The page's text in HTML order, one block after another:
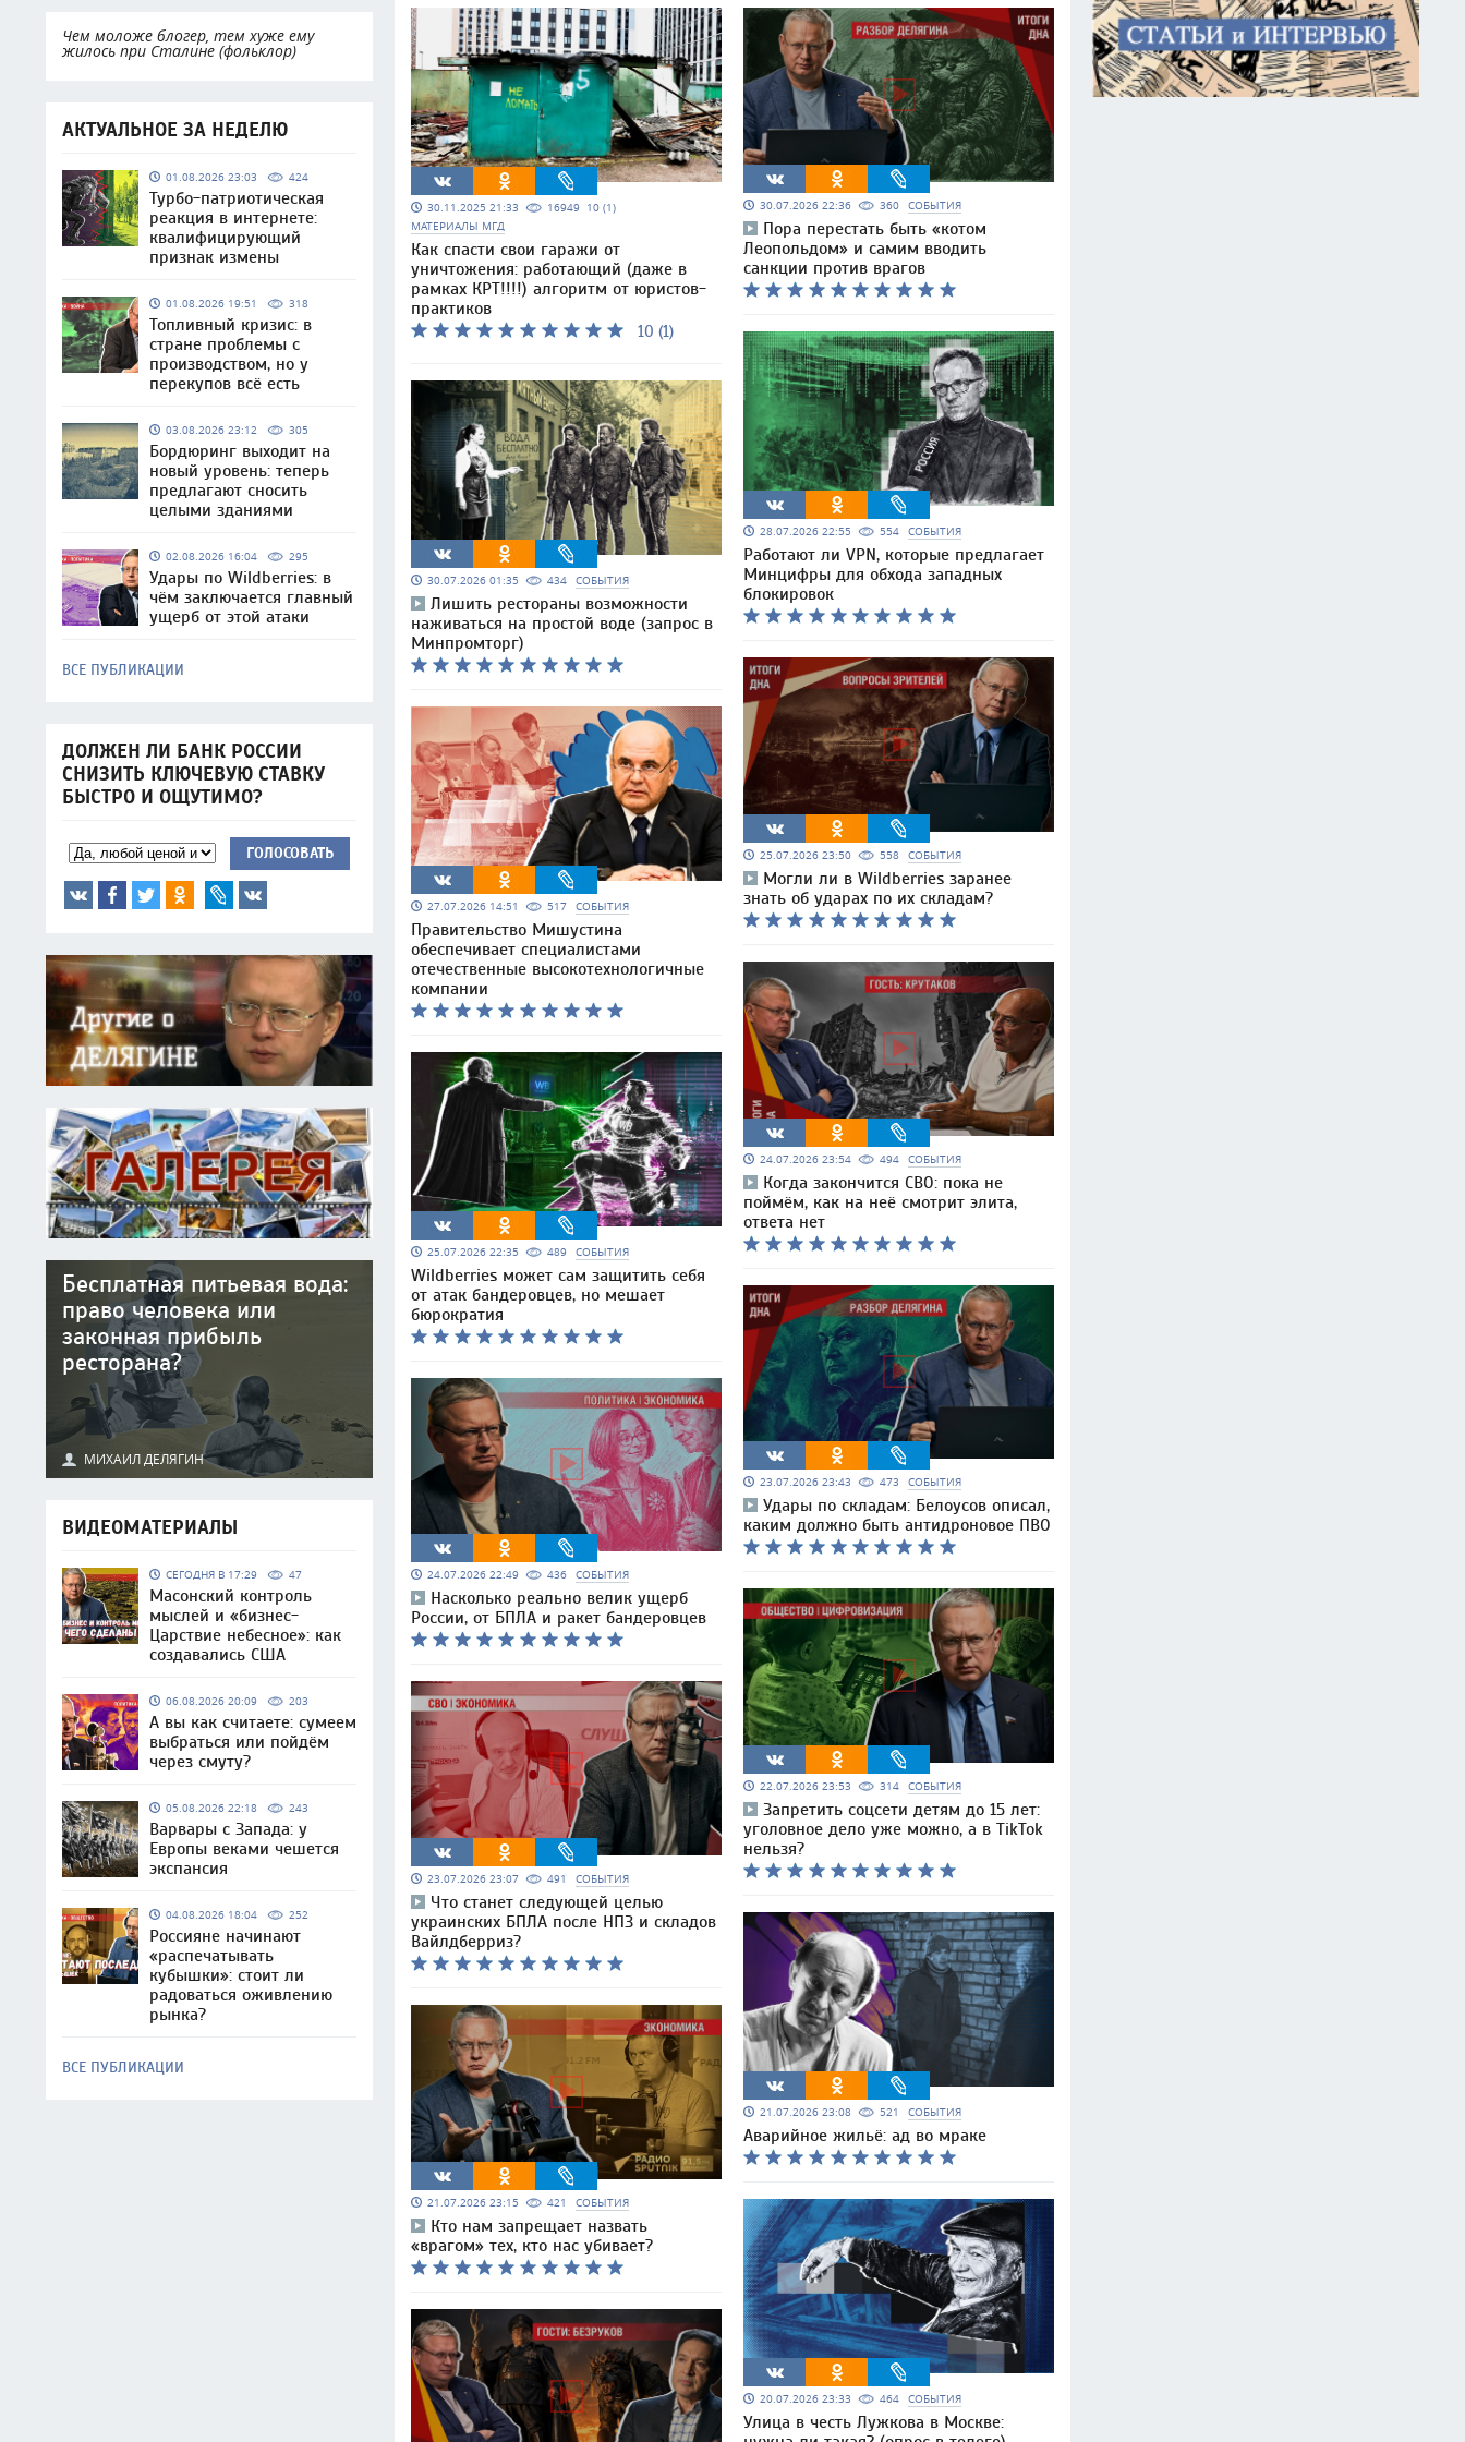
Чем моложе блогер, тем хуже ему
жилось при Сталине (фольклор)
АКТУАЛЬНОЕ ЗА НЕДЕЛЮ
01.08.2026 23:03 424
Турбо-патриотическая
реакция в интернете:
квалифицирующий
признак измены
01.08.2026 19:51 318
Топливный кризис: в
стране проблемы с
производством, но у
перекупов всё есть
03.08.2026 23:12 305
Бордюринг выходит на
новый уровень: теперь
предлагают сносить
целыми зданиями
02.08.2026 16:04 295
Удары по Wildberries: в
чём заключается главный
ущерб от этой атаки
ВСЕ ПУБЛИКАЦИИ
ДОЛЖЕН ЛИ БАНК РОССИИ
СНИЗИТЬ КЛЮЧЕВУЮ СТАВКУ
БЫСТРО И ОЩУТИМО?
ГОЛОСОВАТЬ
Бесплатная питьевая вода:
право человека или
законная прибыль
ресторана?
МИХАИЛ ДЕЛЯГИН
ВИДЕОМАТЕРИАЛЫ
СЕГОДНЯ В 17:29 47
Масонский контроль
мыслей и «бизнес-
Царствие небесное»: как
создавались США
06.08.2026 20:09 203
А вы как считаете: сумеем
выбраться или пойдём
через смуту?
05.08.2026 22:18 243
Варвары с Запада: у
Европы веками чешется
экспансия
04.08.2026 18:04 252
Россияне начинают
«распечатывать
кубышки»: стоит ли
радоваться оживлению
рынка?
ВСЕ ПУБЛИКАЦИИ
30.11.2025 21:33 16949 10 (1)
МАТЕРИАЛЫ МГД
Как спасти свои гаражи от
уничтожения: работающий (даже в
рамках КРТ!!!!) алгоритм от юристов-
практиков
10 (1)
30.07.2026 01:35 434 СОБЫТИЯ
Лишить рестораны возможности
наживаться на простой воде (запрос в
Минпромторг)
27.07.2026 14:51 517 СОБЫТИЯ
Правительство Мишустина
обеспечивает специалистами
отечественные высокотехнологичные
компании
25.07.2026 22:35 489 СОБЫТИЯ
Wildberries может сам защитить себя
от атак бандеровцев, но мешает
бюрократия
24.07.2026 22:49 436 СОБЫТИЯ
Насколько реально велик ущерб
России, от БПЛА и ракет бандеровцев
23.07.2026 23:07 491 СОБЫТИЯ
Что станет следующей целью
украинских БПЛА после НПЗ и складов
Вайлдберриз?
21.07.2026 23:15 421 СОБЫТИЯ
Кто нам запрещает назвать
«врагом» тех, кто нас убивает?
30.07.2026 22:36 360 СОБЫТИЯ
Пора перестать быть «котом
Леопольдом» и самим вводить
санкции против врагов
28.07.2026 22:55 554 СОБЫТИЯ
Работают ли VPN, которые предлагает
Минцифры для обхода западных
блокировок
25.07.2026 23:50 558 СОБЫТИЯ
Могли ли в Wildberries заранее
знать об ударах по их складам?
24.07.2026 23:54 494 СОБЫТИЯ
Когда закончится СВО: пока не
поймём, как на неё смотрит элита,
ответа нет
23.07.2026 23:43 473 СОБЫТИЯ
Удары по складам: Белоусов описал,
каким должно быть антидроновое ПВО
22.07.2026 23:53 314 СОБЫТИЯ
Запретить соцсети детям до 15 лет:
уголовное дело уже можно, а в TikTok
нельзя?
21.07.2026 23:08 521 СОБЫТИЯ
Аварийное жильё: ад во мраке
20.07.2026 23:33 464 СОБЫТИЯ
Улица в честь Лужкова в Москве: